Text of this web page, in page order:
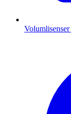
Volumlisenser